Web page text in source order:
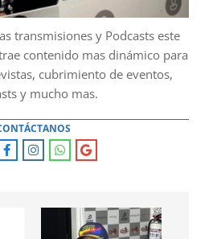
transmisiones y Podcasts este
contenido mas dinámico para
cubrimiento de eventos,
y mucho mas.